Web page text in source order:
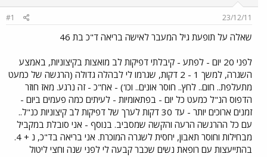
ש
א
ר
23/12/11
#1
שאלה על תופעת גיל המעבר לאישה בריאה ד"כ בת 46
לפני 20 יום - לפתע - קיבלתי דפיקות לב מואצות בקיצוניות, באמצע
השגרה, למשך 1 - 2 דקות, שגרמו לי לבהלה גדולה (הרגשה של כמעט
מתעלפת.. חום.. לחץ.. חוסר אונים.. וכו') - אח"כ - זה נרגע. מאז חוזר
הדפוס הנ"ל כמעט כל יום - בפתאומיות - לעיתים כמה פעמים ביום -
זמנים ארוכים יותר - עד 30 דקות לערך של דפיקות לב קיצוניות כנ"ל..
עם כל ההרגשה הרעה והקשה שמסביב. בנוסף - אני סובלת במקביל
מבחילות וחוסר תאבון, יחסית לשגרה המוכרת. אני בריאה בד"כ, נ + 4.
בהתייעצות עם רופאת נשים שכבר קבעה לי לפני שנה וחצי ליטול